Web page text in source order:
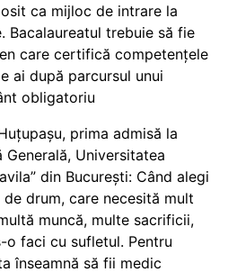
ca mijloc de intrare la
Bacalaureatul trebuie să fie
care certifică competențele
ai după parcursul unui
obligatoriu
prima admisă la
Generală, Universitatea
din București: Când alegi
de drum, care necesită mult
muncă, multe sacrificii,
o faci cu sufletul. Pentru
înseamnă să fii medic